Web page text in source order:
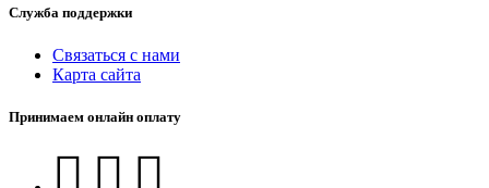
Служба поддержки
Связаться с нами
Карта сайта
Принимаем онлайн оплату